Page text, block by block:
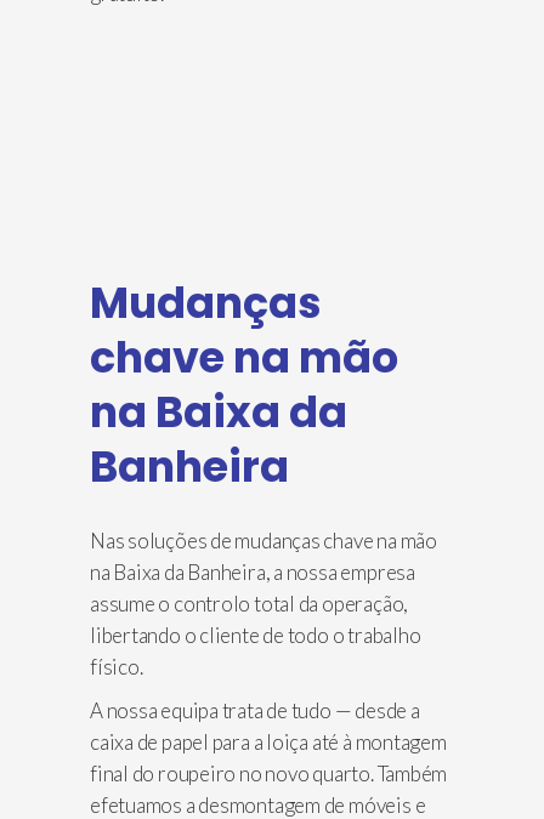
Mudanças
chave na mão
na Baixa da
Banheira
Nas soluções de mudanças chave na mão
na Baixa da Banheira, a nossa empresa
assume o controlo total da operação,
libertando o cliente de todo o trabalho
físico.
A nossa equipa trata de tudo — desde a
caixa de papel para a loiça até à montagem
final do roupeiro no novo quarto. Também
efetuamos a desmontagem de móveis e